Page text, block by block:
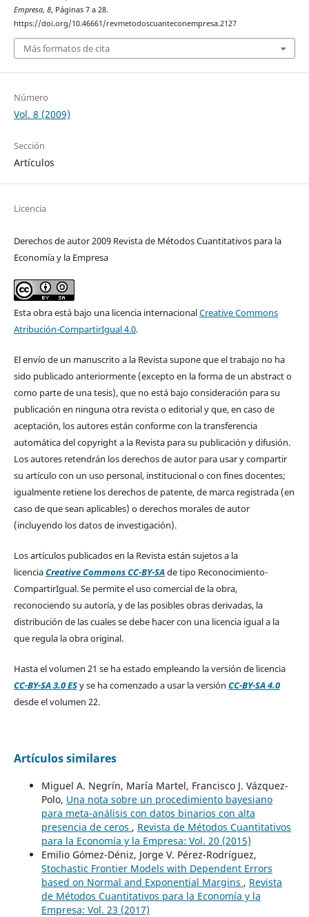
Empresa, 8, Páginas 7 a 28.
https://doi.org/10.46661/revmetodoscuanteconempresa.2127
Más formatos de cita
Número
Vol. 8 (2009)
Sección
Artículos
Licencia
Derechos de autor 2009 Revista de Métodos Cuantitativos para la
Economía y la Empresa
Esta obra está bajo una licencia internacionalCreative Commons
Atribución-CompartirIgual 4.0.
El envío de un manuscrito a la Revista supone que el trabajo no ha
sido publicado anteriormente (excepto en la forma de un abstract o
como parte de una tesis), que no está bajo consideración para su
publicación en ninguna otra revista o editorial y que, en caso de
aceptación, los autores están conforme con la transferencia
automática del copyright a la Revista para su publicación y difusión.
Los autores retendrán los derechos de autor para usar y compartir
su artículo con un uso personal, institucional o con fines docentes;
igualmente retiene los derechos de patente, de marca registrada (en
caso de que sean aplicables) o derechos morales de autor
(incluyendo los datos de investigación).
Los artículos publicados en la Revista están sujetos a la
licenciaCreative Commons CC-BY-SAde tipo Reconocimiento-
CompartirIgual. Se permite el uso comercial de la obra,
reconociendo su autoría, y de las posibles obras derivadas, la
distribución de las cuales se debe hacer con una licencia igual a la
que regula la obra original.
Hasta el volumen 21 se ha estado empleando la versión de licencia
CC-BY-SA 3.0 ESy se ha comenzado a usar la versión CC-BY-SA 4.0
desde el volumen 22.
Artículos similares
Miguel A. Negrín, María Martel, Francisco J. Vázquez-
Polo, Una nota sobre un procedimiento bayesiano
para meta-análisis con datos binarios con alta
presencia de ceros , Revista de Métodos Cuantitativos
para la Economía y la Empresa: Vol. 20 (2015)
Emilio Gómez-Déniz, Jorge V. Pérez-Rodríguez,
Stochastic Frontier Models with Dependent Errors
based on Normal and Exponential Margins , Revista
de Métodos Cuantitativos para la Economía y la
Empresa: Vol. 23 (2017)